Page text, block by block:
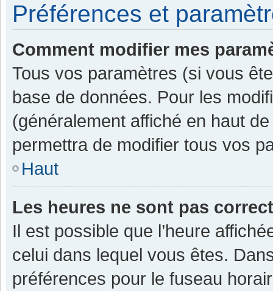
Préférences et
Comment modifier mes
Tous vos paramètres (si vous
base de données. Pour les
(généralement affiché en haut
permettra de modifier tous vos
Haut
Les heures ne sont pas
Il est possible que l’heure
celui dans lequel vous êtes.
préférences pour le fuseau